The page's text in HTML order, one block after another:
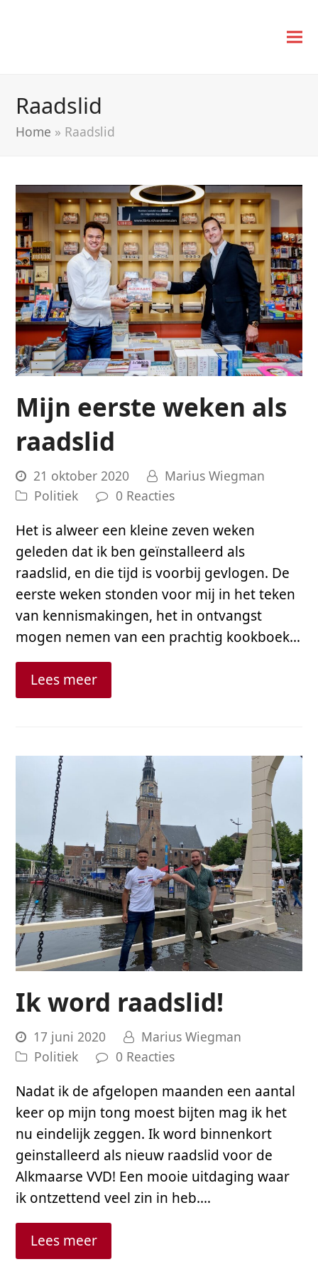
Raadslid
Home » Raadslid
Mijn eerste weken als
raadslid
21 oktober 2020
Marius Wiegman
Politiek
0 Reacties
Het is alweer een kleine zeven weken
geleden dat ik ben geïnstalleerd als
raadslid, en die tijd is voorbij gevlogen. De
eerste weken stonden voor mij in het teken
van kennismakingen, het in ontvangst
mogen nemen van een prachtig kookboek…
Lees meer
Ik word raadslid!
17 juni 2020
Marius Wiegman
Politiek
0 Reacties
Nadat ik de afgelopen maanden een aantal
keer op mijn tong moest bijten mag ik het
nu eindelijk zeggen. Ik word binnenkort
geinstalleerd als nieuw raadslid voor de
Alkmaarse VVD! Een mooie uitdaging waar
ik ontzettend veel zin in heb.…
Lees meer